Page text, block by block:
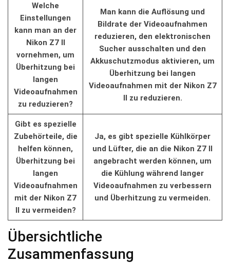
Welche
Einstellungen⁤
kann man an ⁤der‌
Nikon Z7 II
vornehmen, um
Überhitzung bei
langen
Videoaufnahmen
zu reduzieren?
Man kann die Auflösung und
Bildrate der Videoaufnahmen
⁢reduzieren, den elektronischen
Sucher⁤ ausschalten‍ und ⁢den
Akkuschutzmodus aktivieren, um
Überhitzung bei ⁣langen
‌Videoaufnahmen mit der Nikon Z7
II zu reduzieren.
Gibt es spezielle
Zubehörteile, die
helfen können,‌
Überhitzung bei‌
langen
Videoaufnahmen
mit der‌ Nikon Z7
II zu​ vermeiden?
Ja, es gibt⁣ spezielle Kühlkörper
und Lüfter, die an die ⁣Nikon Z7 II
angebracht werden ⁤können, um
⁢die​ Kühlung während langer
Videoaufnahmen zu verbessern
⁢und Überhitzung zu vermeiden.
Übersichtliche
Zusammenfassung